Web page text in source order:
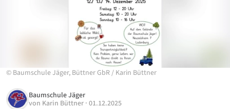
© Baumschule Jäger, Büttner GbR/ Karin Büttner
Baumschule Jäger
von Karin Büttner · 01.12.2025